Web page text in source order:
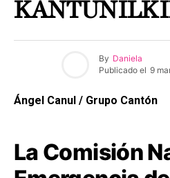
By Daniela
Publicado el 9
Ángel Canul / Grupo Cantón
La Comisión